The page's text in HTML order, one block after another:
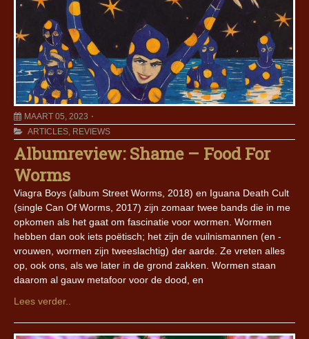
MAART 05, 2023
ARTICLES, REVIEWS
Albumreview: Shame – Food For
Worms
Viagra Boys (album Street Worms, 2018) en Iguana Death Cult
(single Can Of Worms, 2017) zijn zomaar twee bands die in me
opkomen als het gaat om fascinatie voor wormen. Wormen
hebben dan ook iets poëtisch; het zijn de vuilnismannen (en -
vrouwen, wormen zijn tweeslachtig) der aarde. Ze vreten alles
op, ook ons, als we later in de grond zakken. Wormen staan
daarom al gauw metafoor voor de dood, en
Lees verder..